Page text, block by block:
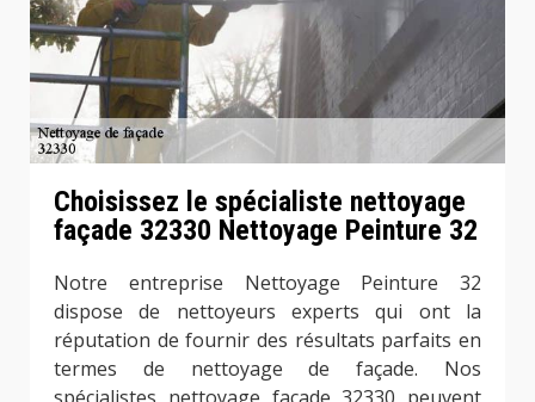
Choisissez le spécialiste nettoyage
façade 32330 Nettoyage Peinture 32
Notre entreprise Nettoyage Peinture 32
dispose de nettoyeurs experts qui ont la
réputation de fournir des résultats parfaits en
termes de nettoyage de façade. Nos